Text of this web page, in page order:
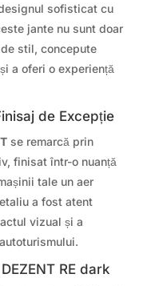
sofisticat cu
jante nu sunt doar
stil, concepute
a oferi o experiență
de Excepție
se remarcă prin
finisat într-o nuanță
tale un aer
a fost atent
vizual și a
RE dark